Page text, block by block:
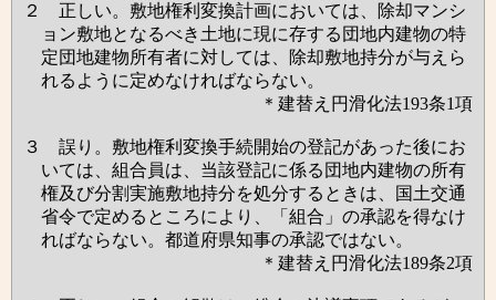
２ 正しい。敷地権利変換計画においては、除却マンシ
ョン敷地となるべき土地に現に存する団地内建物の特
定団地建物所有者に対しては、除却敷地持分が与えら
れるように定めなければならない。
＊建替え円滑化法193条1項
３ 誤り。敷地権利変換手続開始の登記があった後にお
いては、組合員は、当該登記に係る団地内建物の所有
権及び分割実施敷地持分を処分するときは、国土交通
省令で定めるところにより、「組合」の承認を得なけ
ればならない。都道府県知事の承認ではない。
＊建替え円滑化法189条2項